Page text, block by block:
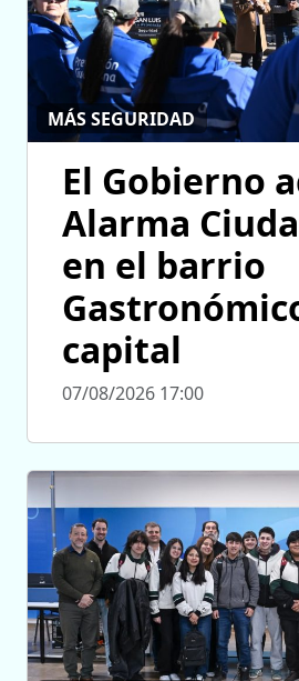
MÁS SEGURIDAD
El Gobierno
Alarma
en el barrio
capital
07/08/2026 17:00